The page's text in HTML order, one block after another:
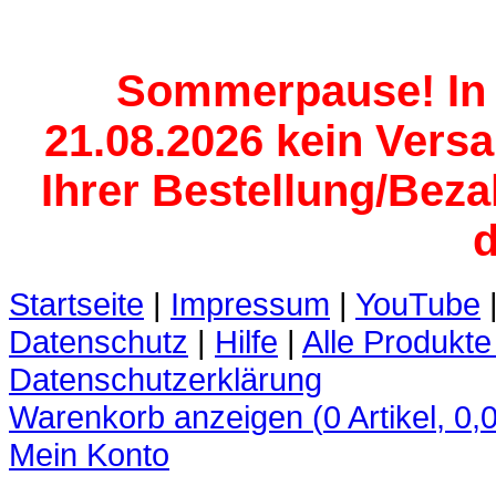
Sommerpause!
21.08.2026 kein
Ihrer Bestellung/
Startseite | Impressum | YouTube
Datenschutz | Hilfe | Alle
Datenschutzerklärung
Warenkorb anzeigen (0 Artikel,
Mein Konto